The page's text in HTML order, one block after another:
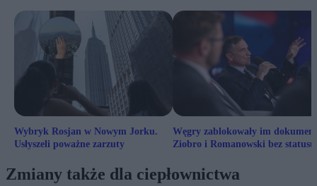
Wybryk Rosjan w Nowym Jorku.
Usłyszeli poważne zarzuty
Węgry zablokowały im
Ziobro i Romanowski bez statusu
Zmiany także dla ciepłownictwa